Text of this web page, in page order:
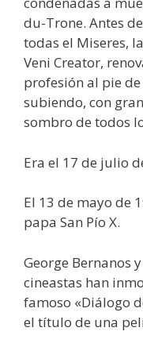
du-Trone. Antes
todas el Miseres,
Veni Creator,
profesión al pie
subiendo, con
sombro de todos
Era el 17 de julio
El 13 de mayo de
papa San Pío X.
George Bernanos
cineastas han
famoso «Diálogo
el título de una